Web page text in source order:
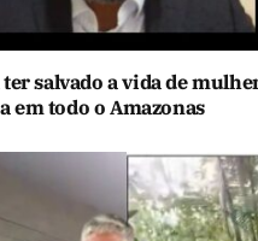
salvado a vida de
em todo o Amazonas